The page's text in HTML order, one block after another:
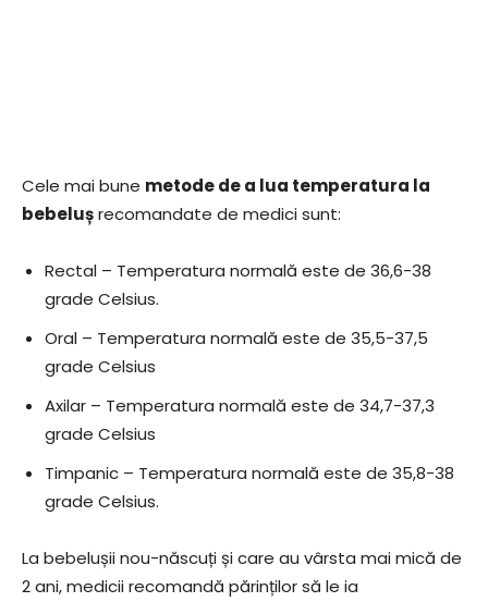
Cele mai bune metode de a lua temperatura la
bebelușrecomandate de medici sunt:
Rectal – Temperatura normală este de 36,6-38
grade Celsius.
Oral – Temperatura normală este de 35,5-37,5
grade Celsius
Axilar – Temperatura normală este de 34,7-37,3
grade Celsius
Timpanic – Temperatura normală este de 35,8-38
grade Celsius.
La bebelușii nou-născuți și care au vârsta mai mică de
2 ani, medicii recomandă părinților să le ia